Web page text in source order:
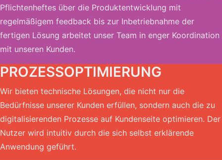
Pflichtenheftes über die Produktentwicklung mit
regelmäßigem feedback bis zur Inbetriebnahme der
fertigen Lösung arbeitet unser Team in enger Koordination
mit unseren Kunden.
PROZESSOPTIMIERUNG
Wir bieten technische Lösungen, die nicht nur die
Bedürfnisse unserer Kunden erfüllen, sondern auch die zu
digitalisierenden Prozesse auf Kundenseite optimieren. Der
Nutzer wird intuitiv durch die sich selbst erklärende
Anwendung geführt.